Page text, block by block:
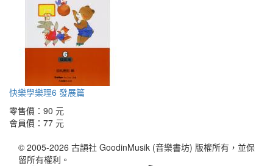
快樂學樂理6 發展篇
零售價： 90 元
會員價： 77 元
© 2005-2026 古韻社 GoodinMusik (音樂書坊) 版權所有，並保
留所有權利。